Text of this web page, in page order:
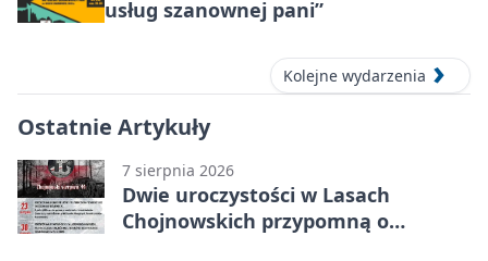
usług szanownej pani”
Kolejne wydarzenia
Ostatnie Artykuły
7 sierpnia 2026
Dwie uroczystości w Lasach
Chojnowskich przypomną o